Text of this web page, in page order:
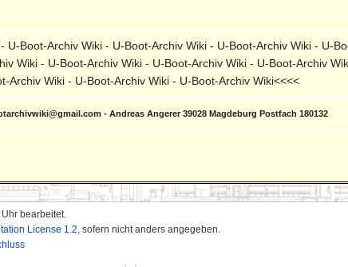
U-Boot-Archiv Wiki - U-Boot-Archiv Wiki - U-Boot-Archiv Wiki - U-
Wiki - U-Boot-Archiv Wiki - U-Boot-Archiv Wiki - U-Boot-Archiv
Archiv Wiki - U-Boot-Archiv Wiki - U-Boot-Archiv Wiki<<<<
- Andreas Angerer 39028 Magdeburg Postfach 180132
bearbeitet.
License 1.2, sofern nicht anders angegeben.